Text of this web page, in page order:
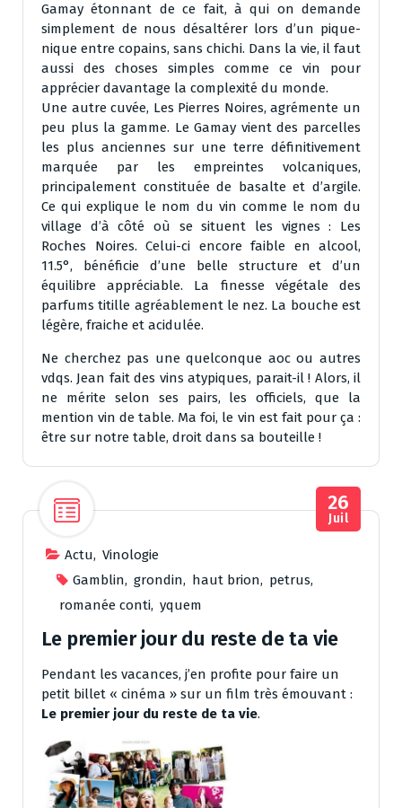
Gamay étonnant de ce fait, à qui on demande
simplement de nous désaltérer lors d’un pique-
nique entre copains, sans chichi. Dans la vie, il faut
aussi des choses simples comme ce vin pour
apprécier davantage la complexité du monde.
Une autre cuvée, Les Pierres Noires, agrémente un
peu plus la gamme. Le Gamay vient des parcelles
les plus anciennes sur une terre définitivement
marquée par les empreintes volcaniques,
principalement constituée de basalte et d’argile.
Ce qui explique le nom du vin comme le nom du
village d’à côté où se situent les vignes : Les
Roches Noires. Celui-ci encore faible en alcool,
11.5°, bénéficie d’une belle structure et d’un
équilibre appréciable. La finesse végétale des
parfums titille agréablement le nez. La bouche est
légère, fraiche et acidulée.
Ne cherchez pas une quelconque aoc ou autres
vdqs. Jean fait des vins atypiques, parait-il ! Alors, il
ne mérite selon ses pairs, les officiels, que la
mention vin de table. Ma foi, le vin est fait pour ça :
être sur notre table, droit dans sa bouteille !
Actu, Vinologie
Gamblin, grondin, haut brion, petrus,
romanée conti, yquem
26
Juil
Le premier jour du reste de ta vie
Pendant les vacances, j’en profite pour faire un
petit billet « cinéma » sur un film très émouvant :
Le premier jour du reste de ta vie.